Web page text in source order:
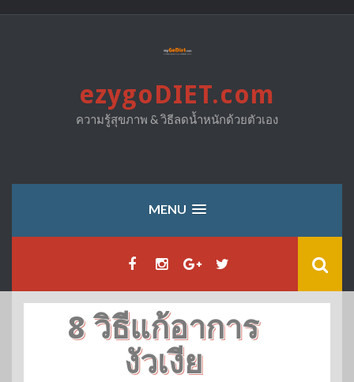
ezygoDIET.com
ความรู้สุขภาพ & วิธีลดน้ำหนักด้วยตัวเอง
MENU
8 วิธีแก้อาการ
งัวเงีย